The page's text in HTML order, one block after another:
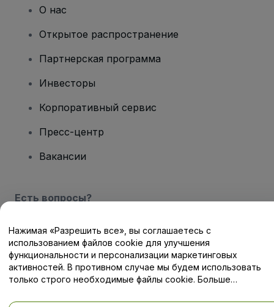
О нас
Открытое распространение
Партнерская программа
Инвесторы
Корпоративный сервис
Пресс-центр
Вакансии
Есть вопросы?
Центр помощи / Свяжитесь с нами
Авторские права © viagogo GmbH 2026 Сведения о компании
Нажимая «Разрешить все», вы соглашаетесь с
использованием файлов cookie для улучшения
функциональности и персонализации маркетинговых
активностей. В противном случае мы будем использовать
только строго необходимые файлы cookie. Больше